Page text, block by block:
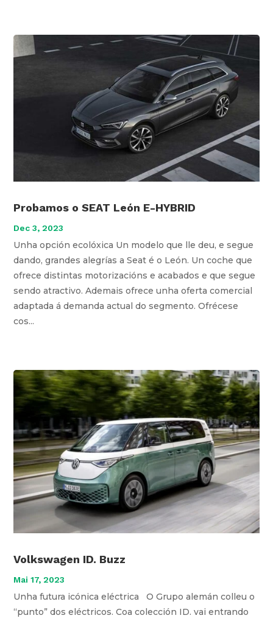
Probamos o SEAT León E-HYBRID
Dec 3, 2023
Unha opción ecolóxica Un modelo que lle deu, e segue
dando, grandes alegrías a Seat é o León. Un coche que
ofrece distintas motorizacións e acabados e que segue
sendo atractivo. Ademais ofrece unha oferta comercial
adaptada á demanda actual do segmento. Ofrécese
cos...
Volkswagen ID. Buzz
Mai 17, 2023
Unha futura icónica eléctrica O Grupo alemán colleu o
“punto” dos eléctricos. Coa colección ID. vai entrando